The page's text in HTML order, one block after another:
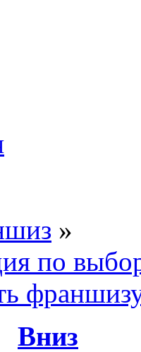
»
по
Вниз